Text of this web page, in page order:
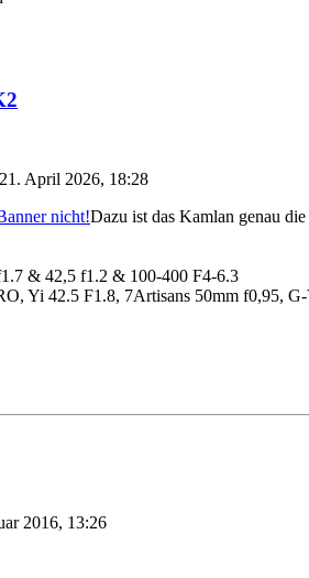
April 2026, 18:28
nicht!Dazu ist das Kamlan genau
& 42,5 f1.2 & 100-400 F4-6.3
Yi 42.5 F1.8, 7Artisans 50mm f0,95,
2016, 13:26